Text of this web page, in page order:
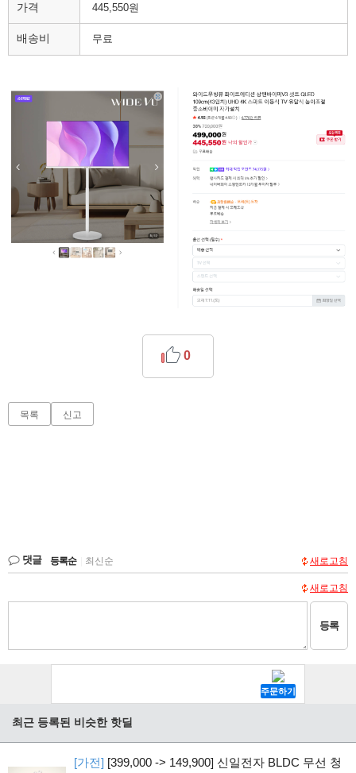
가격 445,550원
배송비 무료
0
목록 신고
댓글 등록순 최신순 새로고침
새로고침
등록
최근 등록된 비슷한 핫딜
[가전] [399,000 -> 149,900] 신일전자 BLDC 무선 청